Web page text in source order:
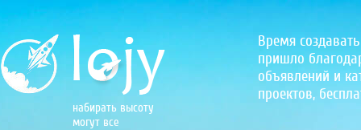
набирать высоту
могут все
Время
пришло
объявлений и
проектов,